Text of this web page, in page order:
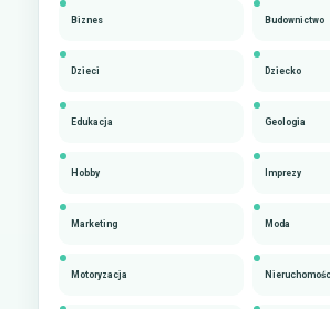
Biznes Budownictwo
Dzieci Dziecko
Edukacja Geologia
Hobby Imprezy
Marketing Moda
Motoryzacja